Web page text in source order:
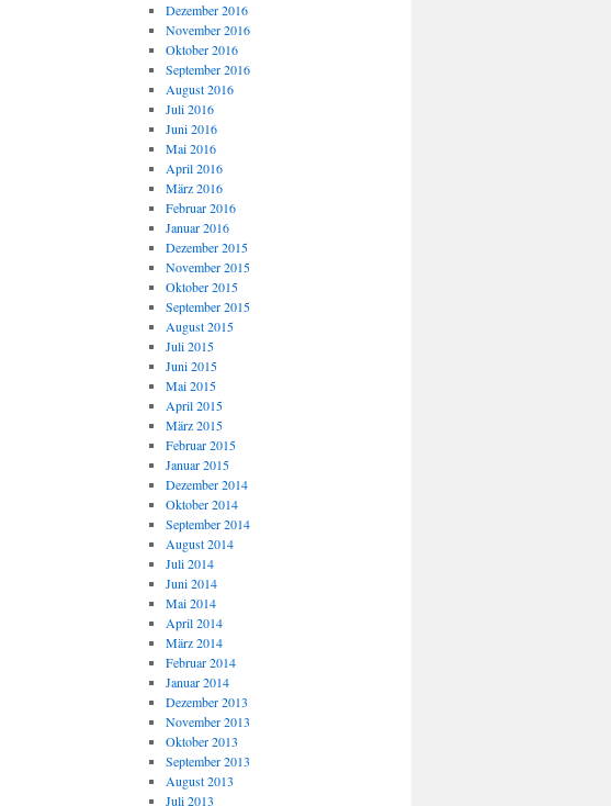
Dezember 2016
November 2016
Oktober 2016
September 2016
August 2016
Juli 2016
Juni 2016
Mai 2016
April 2016
März 2016
Februar 2016
Januar 2016
Dezember 2015
November 2015
Oktober 2015
September 2015
August 2015
Juli 2015
Juni 2015
Mai 2015
April 2015
März 2015
Februar 2015
Januar 2015
Dezember 2014
Oktober 2014
September 2014
August 2014
Juli 2014
Juni 2014
Mai 2014
April 2014
März 2014
Februar 2014
Januar 2014
Dezember 2013
November 2013
Oktober 2013
September 2013
August 2013
Juli 2013